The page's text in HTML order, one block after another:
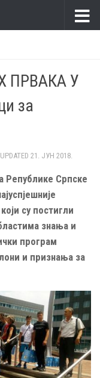
ПРВАКА У
за
UPDATED 21. ЈУН 2018.
Републике Српске
су постигли
знања и
програм
и признања за